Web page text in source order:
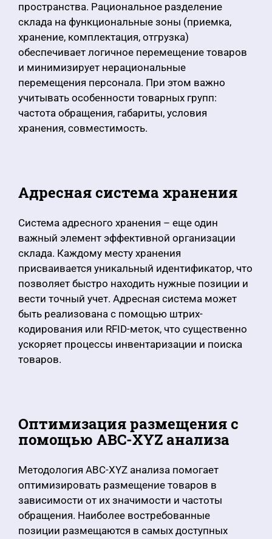
пространства. Рациональное разделение
склада на функциональные зоны (приемка,
хранение, комплектация, отгрузка)
обеспечивает логичное перемещение товаров
и минимизирует нерациональные
перемещения персонала. При этом важно
учитывать особенности товарных групп:
частота обращения, габариты, условия
хранения, совместимость.
Адресная система хранения
Система адресного хранения – еще один
важный элемент эффективной организации
склада. Каждому месту хранения
присваивается уникальный идентификатор, что
позволяет быстро находить нужные позиции и
вести точный учет. Адресная система может
быть реализована с помощью штрих-
кодирования или RFID-меток, что существенно
ускоряет процессы инвентаризации и поиска
товаров.
Оптимизация размещения с
помощью ABC-XYZ анализа
Методология ABC-XYZ анализа помогает
оптимизировать размещение товаров в
зависимости от их значимости и частоты
обращения. Наиболее востребованные
позиции размещаются в самых доступных